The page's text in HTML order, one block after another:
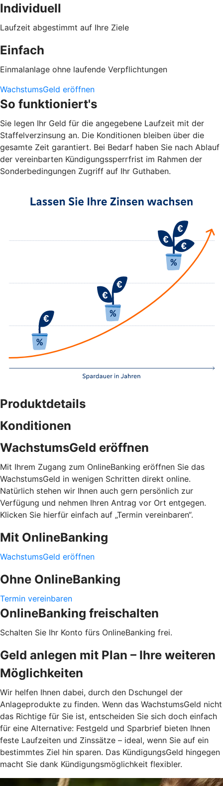
Individuell
Laufzeit abgestimmt auf Ihre Ziele
Einfach
Einmalanlage ohne laufende Verpflichtungen
WachstumsGeld eröffnen
So funktioniert's
Sie legen Ihr Geld für die angegebene Laufzeit mit der
Staffelverzinsung an. Die Konditionen bleiben über die
gesamte Zeit garantiert. Bei Bedarf haben Sie nach Ablauf
der vereinbarten Kündigungssperrfrist im Rahmen der
Sonderbedingungen Zugriff auf Ihr Guthaben.
Produktdetails
Konditionen
WachstumsGeld eröffnen
Mit Ihrem Zugang zum OnlineBanking eröffnen Sie das
WachstumsGeld in wenigen Schritten direkt online.
Natürlich stehen wir Ihnen auch gern persönlich zur
Verfügung und nehmen Ihren Antrag vor Ort entgegen.
Klicken Sie hierfür einfach auf „Termin vereinbaren“.
Mit OnlineBanking
WachstumsGeld eröffnen
Ohne OnlineBanking
Termin vereinbaren
OnlineBanking freischalten
Schalten Sie Ihr Konto fürs OnlineBanking frei.
Geld anlegen mit Plan – Ihre weiteren
Möglichkeiten
Wir helfen Ihnen dabei, durch den Dschungel der
Anlageprodukte zu finden. Wenn das WachstumsGeld nicht
das Richtige für Sie ist, entscheiden Sie sich doch einfach
für eine Alternative: Festgeld und Sparbrief bieten Ihnen
feste Laufzeiten und Zinssätze – ideal, wenn Sie auf ein
bestimmtes Ziel hin sparen. Das KündigungsGeld hingegen
macht Sie dank Kündigungsmöglichkeit flexibler.